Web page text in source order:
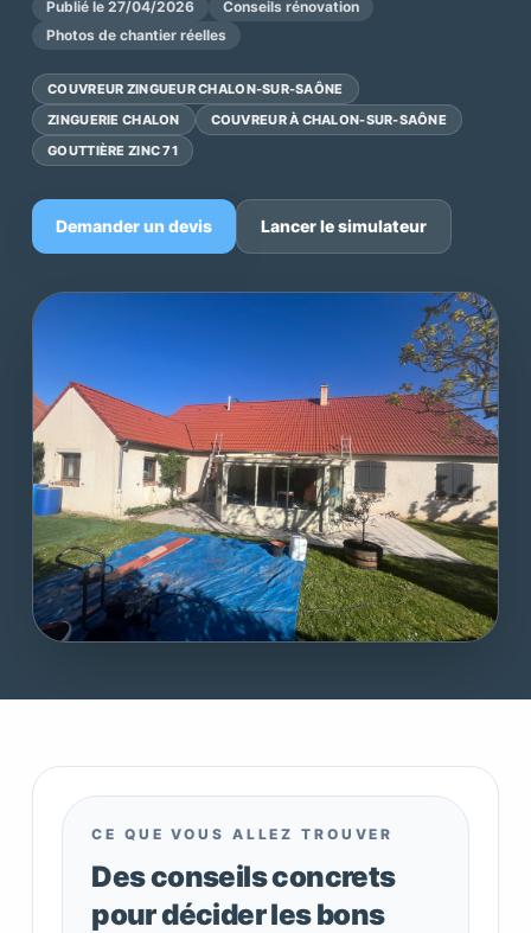
Publié le 27/04/2026
Conseils rénovation
Photos de chantier réelles
COUVREUR ZINGUEUR CHALON-SUR-SAÔNE
ZINGUERIE CHALON
COUVREUR À CHALON-SUR-SAÔNE
GOUTTIÈRE ZINC 71
Demander un devis Lancer le simulateur
CE QUE VOUS ALLEZ TROUVER
Des conseils concrets
pour décider les bons